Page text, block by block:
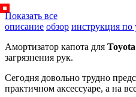
Показать все
описание обзор инструкция по
Амортизатор капота для
загрязнения рук.
Сегодня довольно трудно
практичном аксессуаре, а на